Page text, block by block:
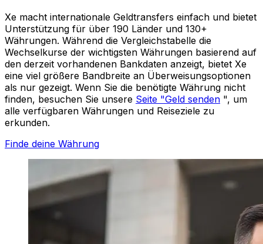
Xe macht internationale Geldtransfers einfach und bietet
Unterstützung für über 190 Länder und 130+
Währungen. Während die Vergleichstabelle die
Wechselkurse der wichtigsten Währungen basierend auf
den derzeit vorhandenen Bankdaten anzeigt, bietet Xe
eine viel größere Bandbreite an Überweisungsoptionen
als nur gezeigt. Wenn Sie die benötigte Währung nicht
finden, besuchen Sie unsere Seite "Geld senden ", um
alle verfügbaren Währungen und Reiseziele zu
erkunden.
Finde deine Währung